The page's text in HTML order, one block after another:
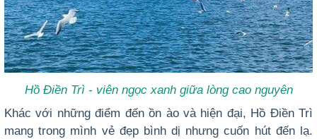
Hồ Điền Trì - viên ngọc xanh giữa lòng cao nguyên
Khác với những điểm đến ồn ào và hiện đại, Hồ Điền Trì
mang trong mình vẻ đẹp bình dị nhưng cuốn hút đến lạ.